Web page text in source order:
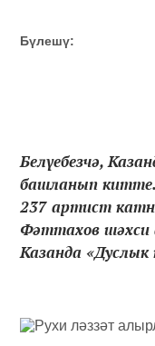
Бүлешү:
Белүебезчә,
башланып
237 артист
Фәттахов шәхси
Казанда «Дуслык